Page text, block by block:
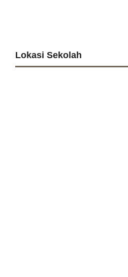
Lokasi Sekolah